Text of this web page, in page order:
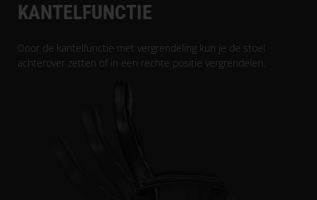
KANTELFUNCTIE
Door de kantelfunctie met vergrendeling kun je de stoel
achterover zetten of in een rechte positie vergrendelen.